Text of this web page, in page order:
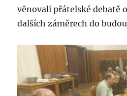
věnovali přátelské debatě
dalších záměrech do